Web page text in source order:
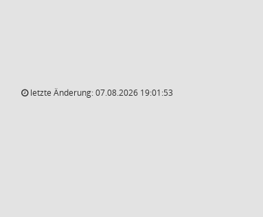
letzte Änderung: 07.08.2026 19:01:53